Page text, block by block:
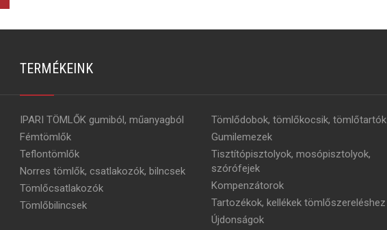
TERMÉKEINK
IPARI TÖMLŐK gumiból, műanyagból
Fémtömlők
Teflontömlők
Norres tömlők, csatlakozók, bilncsek
Tömlőcsatlakozók
Tömlőbilincsek
Tömlődobok, tömlőkocsik, tömlőtartók
Gumilemezek
Tisztítópisztolyok, mosópisztolyok,
szórófejek
Kompenzátorok
Tartozékok, kellékek tömlőszereléshez
Újdonságok